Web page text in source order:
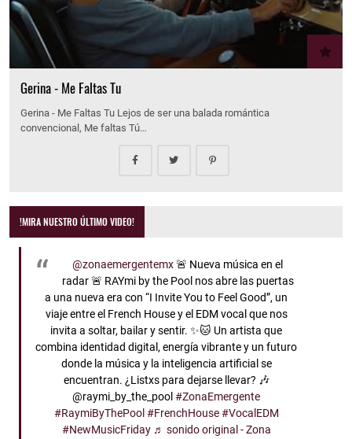
Gerina - Me Faltas Tu
Gerina - Me Faltas Tu Lejos de ser una balada romántica
convencional, Me faltas Tú…
!MIRA NUESTRO ÚLTIMO VIDEO!
@zonaemergentemx🚨 Nueva música en el
radar 🚨 RAYmi by the Pool nos abre las puertas
a una nueva era con “I Invite You to Feel Good”, un
viaje entre el French House y el EDM vocal que nos
invita a soltar, bailar y sentir. ✨🐱 Un artista que
combina identidad digital, energía vibrante y un futuro
donde la música y la inteligencia artificial se
encuentran. ¿Listxs para dejarse llevar? 🎶
@raymi_by_the_pool#ZonaEmergente
#RaymiByThePool #FrenchHouse #VocalEDM
#NewMusicFriday ♬ sonido original - Zona